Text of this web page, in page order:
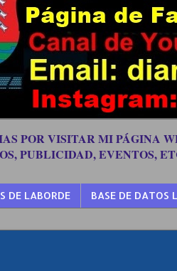
POR VISITAR MI PÁGINA
PUBLICIDAD, EVENTOS,
DE LABORDE BASE DE DATOS